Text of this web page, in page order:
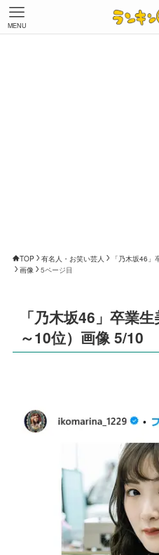
MENU
TOP 有名人・お笑い芸人
「乃木坂46
画像
5ページ目
「乃木坂46」卒業
～10位）画像 5/10